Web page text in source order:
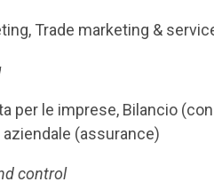
Trade marketing &
per le imprese, Bilancio
aziendale (assurance)
control